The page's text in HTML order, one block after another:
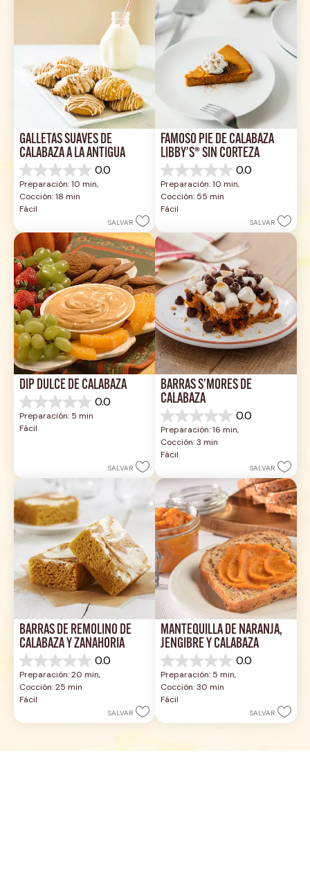
GALLETAS SUAVES DE
CALABAZA A LA ANTIGUA
0.0
0.0
de
5
estrellas.
Preparación: 10 min,
Cocción: 18 min
Fácil
SALVAR
FAMOSO PIE DE CALABAZA
LIBBY'S® SIN CORTEZA
0.0
0.0
de
5
estrellas.
Preparación: 10 min,
Cocción: 55 min
Fácil
SALVAR
DIP DULCE DE CALABAZA
0.0
0.0
de
5
Preparación: 5 min
Fácil
SALVAR
BARRAS S'MORES DE
CALABAZA
0.0
0.0
de
5
estrellas.
Preparación: 16 min,
Cocción: 3 min
Fácil
SALVAR
BARRAS DE REMOLINO DE
CALABAZA Y ZANAHORIA
0.0
0.0
de
5
estrellas.
Preparación: 20 min,
Cocción: 25 min
Fácil
SALVAR
MANTEQUILLA DE NARANJA,
JENGIBRE Y CALABAZA
0.0
0.0
de
5
estrellas.
Preparación: 5 min,
Cocción: 30 min
Fácil
SALVAR